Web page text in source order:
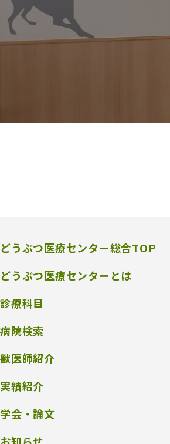
どうぶつ医療センター総合TOP
どうぶつ医療センターとは
診療科目
病院検索
獣医師紹介
実績紹介
学会・論文